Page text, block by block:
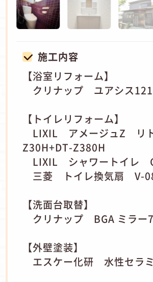
施工内容
【浴室リフォーム】
クリナップ ユアシス
【トイレリフォーム】
LIXIL アメージュZ リ
Z30H+DT-Z380H
LIXIL シャワートイレ
三菱 トイレ換気扇 V-
【洗面台取替】
クリナップ BGA ミラー
【外壁塗装】
エスケー化研 水性セラ